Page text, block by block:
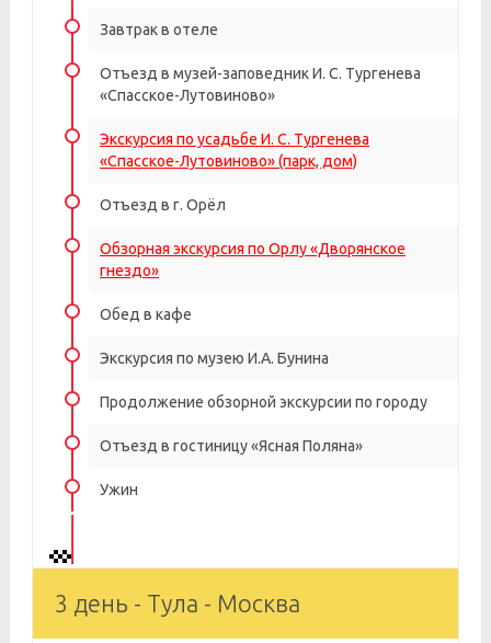
Завтрак в отеле
Отъезд в музей-заповедник И. С. Тургенева
«Спасское-Лутовиново»
Экскурсия по усадьбе И. С. Тургенева
«Спасское-Лутовиново» (парк, дом)
Отъезд в г. Орёл
Обзорная экскурсия по Орлу «Дворянское
гнездо»
Обед в кафе
Экскурсия по музею И.А. Бунина
Продолжение обзорной экскурсии по городу
Отъезд в гостиницу «Ясная Поляна»
Ужин
3 день - Тула - Москва